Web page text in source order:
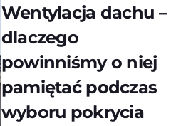
Wentylacja dachu –
dlaczego
powinniśmy o niej
pamiętać podczas
wyboru pokrycia